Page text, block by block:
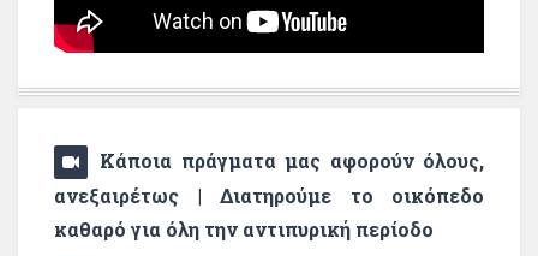
Κάποια πράγματα μας αφορούν όλους,
ανεξαιρέτως | Διατηρούμε το οικόπεδο
καθαρό για όλη την αντιπυρική περίοδο